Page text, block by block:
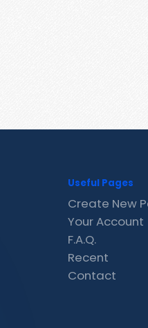
Useful Pages
Create New
Your Account
F.A.Q.
Recent
Contact